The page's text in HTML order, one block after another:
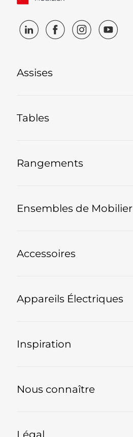
Assises
Tables
Rangements
Ensembles de Mobilier
Accessoires
Appareils Électriques
Inspiration
Nous connaître
Légal